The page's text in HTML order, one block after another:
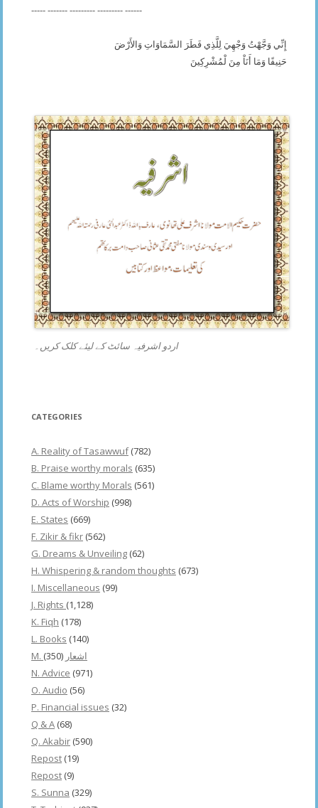
----- ------- --------- --------- ------
إِنِّي وَجَّهْتُ وَجْهِيَ لِلَّذِي فَطَرَ السَّمَاوَاتِ وَالأَرْضَ
حَنِيفًا وَمَا أَنَاْ مِنَ لْمُشْرِكِينَ
اردو اشرفیہ سائٹ کے لیئے کلک کریں۔
CATEGORIES
A. Reality of Tasawwuf(782)
B. Praise worthy morals (635)
C. Blame worthy Morals (561)
D. Acts of Worship (998)
E. States (669)
F. Zikir & fikr (562)
G. Dreams & Unveiling (62)
H. Whispering & random thoughts (673)
I. Miscellaneous (99)
J. Rights (1,128)
K. Fiqh (178)
L. Books (140)
M. اشعار (350)
N. Advice (971)
O. Audio (56)
P. Financial issues (32)
Q & A (68)
Q. Akabir (590)
Repost (19)
Repost (9)
S. Sunna (329)